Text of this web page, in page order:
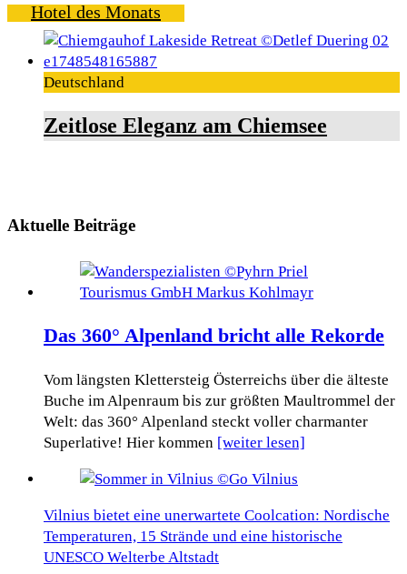
Hotel des Monats
Deutschland
Zeitlose Eleganz am Chiemsee
Aktuelle Beiträge
Das 360° Alpenland bricht alle Rekorde
Vom längsten Klettersteig Österreichs über die älteste
Buche im Alpenraum bis zur größten Maultrommel der
Welt: das 360° Alpenland steckt voller charmanter
Superlative! Hier kommen [weiter lesen]
Vilnius bietet eine unerwartete Coolcation: Nordische
Temperaturen, 15 Strände und eine historische
UNESCO Welterbe Altstadt